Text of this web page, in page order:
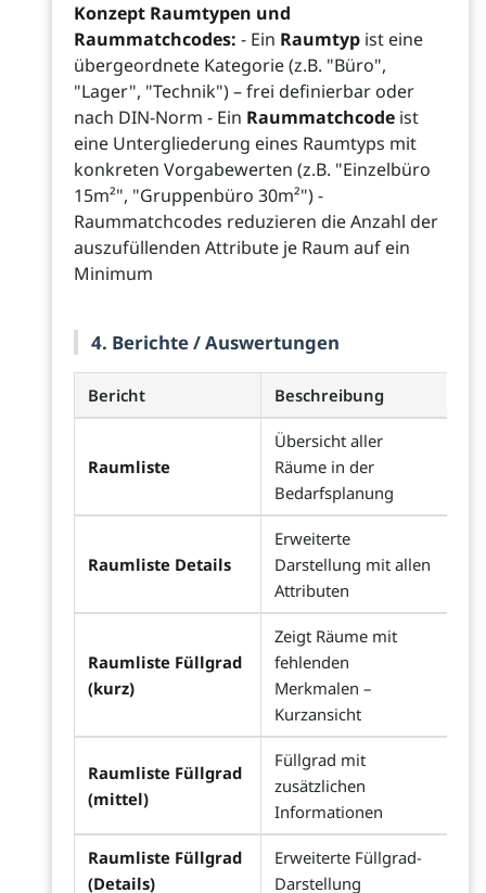
Konzept Raumtypen und
Raummatchcodes: - Ein Raumtyp ist eine
übergeordnete Kategorie (z.B. "Büro",
"Lager", "Technik") – frei definierbar oder
nach DIN-Norm - Ein Raummatchcode ist
eine Untergliederung eines Raumtyps mit
konkreten Vorgabewerten (z.B. "Einzelbüro
15m²", "Gruppenbüro 30m²") -
Raummatchcodes reduzieren die Anzahl der
auszufüllenden Attribute je Raum auf ein
Minimum
4. Berichte / Auswertungen
Bericht Beschreibung
Raumliste
Übersicht aller
Räume in der
Bedarfsplanung
Raumliste Details
Erweiterte
Darstellung mit allen
Attributen
Raumliste Füllgrad
(kurz)
Zeigt Räume mit
fehlenden
Merkmalen –
Kurzansicht
Raumliste Füllgrad
(mittel)
Füllgrad mit
zusätzlichen
Informationen
Raumliste Füllgrad
(Details)
Erweiterte Füllgrad-
Darstellung